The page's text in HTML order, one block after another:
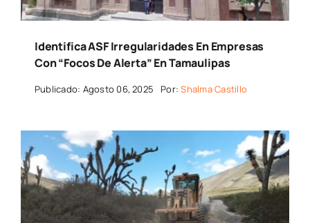
Identifica ASF Irregularidades En Empresas
Con “focos De Alerta” En Tamaulipas
Publicado: Agosto 06, 2025 Por:Shalma Castillo